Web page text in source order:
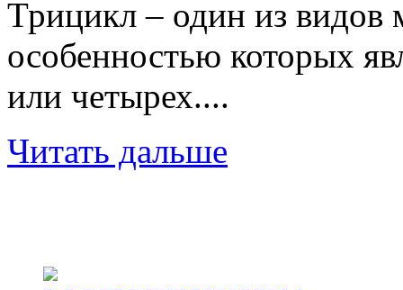
Трицикл – один из видов
особенностью которых
или четырех....
Читать дальше